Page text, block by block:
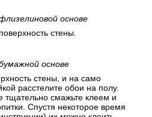
основе
стены.
основе
стены, и на само
расстелите обои на полу.
смажьте клеем и
Спустя некоторое время